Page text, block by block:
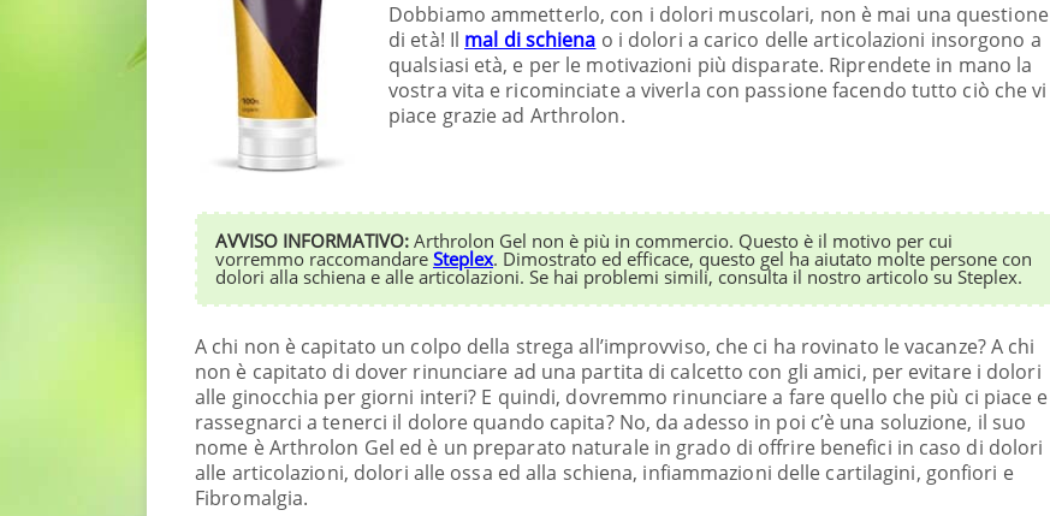
Dobbiamo ammetterlo, con i dolori muscolari, non è mai una questione
di età! Il mal di schiena o i dolori a carico delle articolazioni insorgono a
qualsiasi età, e per le motivazioni più disparate. Riprendete in mano la
vostra vita e ricominciate a viverla con passione facendo tutto ciò che vi
piace grazie ad Arthrolon.
AVVISO INFORMATIVO: Arthrolon Gel non è più in commercio. Questo è il motivo per cui
vorremmo raccomandare Steplex. Dimostrato ed efficace, questo gel ha aiutato molte persone con
dolori alla schiena e alle articolazioni. Se hai problemi simili, consulta il nostro articolo su Steplex.
A chi non è capitato un colpo della strega all’improvviso, che ci ha rovinato le vacanze? A chi
non è capitato di dover rinunciare ad una partita di calcetto con gli amici, per evitare i dolori
alle ginocchia per giorni interi? E quindi, dovremmo rinunciare a fare quello che più ci piace e
rassegnarci a tenerci il dolore quando capita? No, da adesso in poi c’è una soluzione, il suo
nome è Arthrolon Gel ed è un preparato naturale in grado di offrire benefici in caso di dolori
alle articolazioni, dolori alle ossa ed alla schiena, infiammazioni delle cartilagini, gonfiori e
Fibromalgia.